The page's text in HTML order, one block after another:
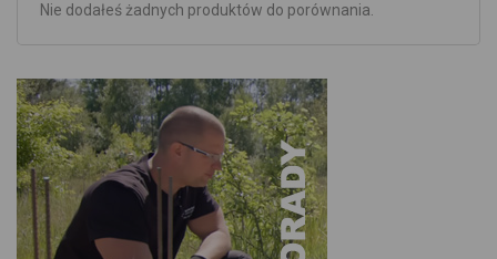
Nie dodałeś żadnych produktów do porównania.